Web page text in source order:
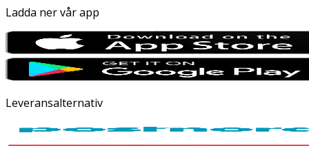
Ladda ner vår app
Leveransalternativ